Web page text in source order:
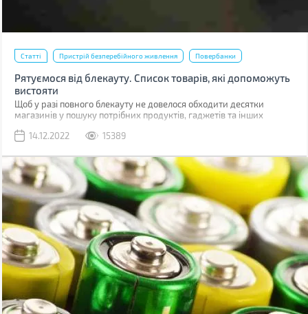
Статті Пристрій безперебійного живлення Повербанки
Рятуємося від блекауту. Список товарів, які допоможуть
вистояти
Щоб у разі повного блекауту не довелося обходити десятки
магазинів у пошуку потрібних продуктів, гаджетів та інших
список, куди увійшли як товари першої необхідності, так і корисні
протягнути.
14.12.2022 15389